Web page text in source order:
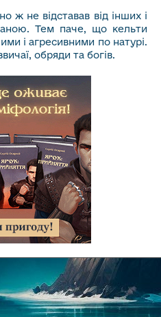
ж не відставав від інших і
Тем паче, що кельти
і агресивними по натурі.
обряди та богів.